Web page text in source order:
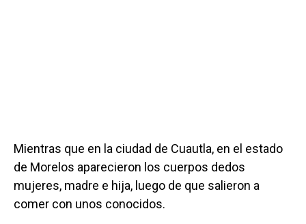
Mientras que en la ciudad de Cuautla, en el estado
de Morelos aparecieron los cuerpos dedos
mujeres, madre e hija, luego de que salieron a
comer con unos conocidos.